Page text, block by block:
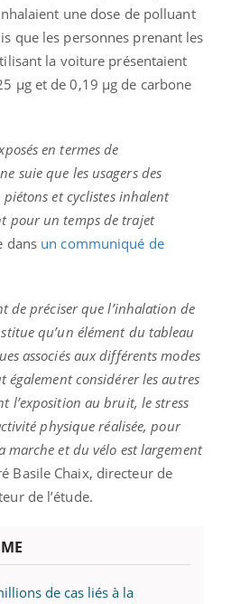
une dose de polluant
que les personnes prenant les
la voiture présentaient
µg et de 0,19 µg de carbone
en termes de
suie que les usagers des
et cyclistes inhalent
pour un temps de trajet
dans un communiqué de
de préciser que l’inhalation de
qu’un élément du tableau
associés aux différents modes
également considérer les autres
l’exposition au bruit, le stress
physique réalisée, pour
et du vélo est largement
Basile Chaix, directeur de
de l’étude.
de cas liés à la